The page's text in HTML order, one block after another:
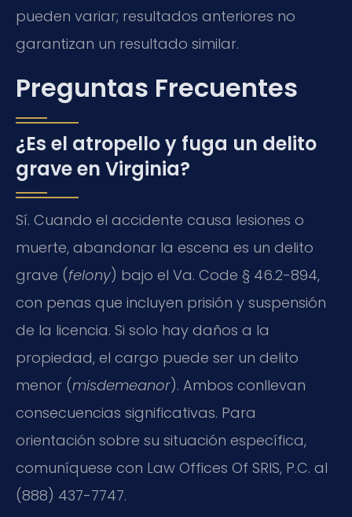
pueden variar; resultados anteriores no
garantizan un resultado similar.
Preguntas Frecuentes
¿Es el atropello y fuga un delito
grave en Virginia?
Sí. Cuando el accidente causa lesiones o
muerte, abandonar la escena es un delito
grave (felony) bajo el Va. Code § 46.2-894,
con penas que incluyen prisión y suspensión
de la licencia. Si solo hay daños a la
propiedad, el cargo puede ser un delito
menor (misdemeanor). Ambos conllevan
consecuencias significativas. Para
orientación sobre su situación específica,
comuníquese con Law Offices Of SRIS, P.C. al
(888) 437-7747.